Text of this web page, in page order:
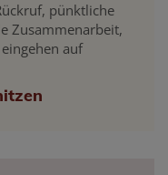
pünktliche
Zusammenarbeit,
auf